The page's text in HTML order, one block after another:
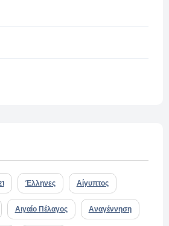
Έλληνες Αίγυπτος
Αιγαίο Πέλαγος Αναγέννηση